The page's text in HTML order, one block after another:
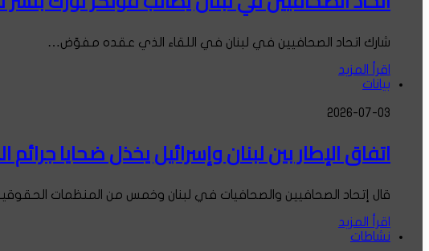
شارك اتحاد الصحافيين في لبنان في اللقاء الذي عقده مفوّض…
اقرأ المزيد
بيانات
2026-07-03
اتفاق الإطار بين لبنان وإسرائيل يخذل ضحايا
قال إتحاد الصحافيين والصحافيات في لبنان وخمس من المنظمات
اقرأ المزيد
نشاطات